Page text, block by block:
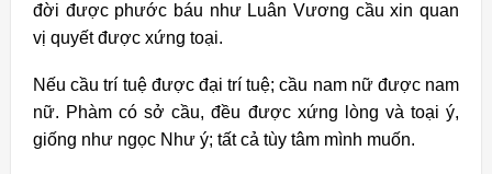
đời được phước báu như Luân Vương cầu xin quan
vị quyết được xứng toại.
Nếu cầu trí tuệ được đại trí tuệ; cầu nam nữ được nam
nữ. Phàm có sở cầu, đều được xứng lòng và toại ý,
giống như ngọc Như ý; tất cả tùy tâm mình muốn.